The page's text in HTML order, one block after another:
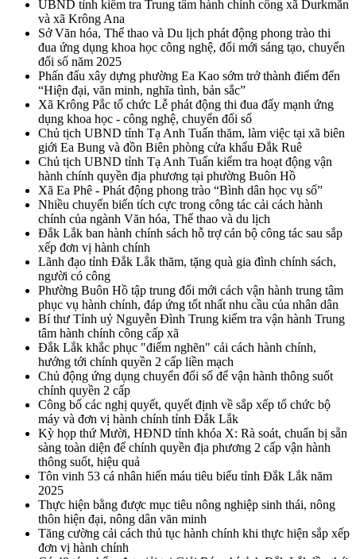
UBND tỉnh kiểm tra Trung tâm hành chính công xã Durkmăn
và xã Krông Ana
Sở Văn hóa, Thể thao và Du lịch phát động phong trào thi
đua ứng dụng khoa học công nghệ, đổi mới sáng tạo, chuyển
đổi số năm 2025
Phấn đấu xây dựng phường Ea Kao sớm trở thành điểm đến
“Hiện đại, văn minh, nghĩa tình, bản sắc”
Xã Krông Pắc tổ chức Lễ phát động thi đua đẩy mạnh ứng
dụng khoa học - công nghệ, chuyển đổi số
Chủ tịch UBND tỉnh Tạ Anh Tuấn thăm, làm việc tại xã biên
giới Ea Bung và đồn Biên phòng cửa khẩu Đắk Ruê
Chủ tịch UBND tỉnh Tạ Anh Tuấn kiểm tra hoạt động vận
hành chính quyền địa phương tại phường Buôn Hồ
Xã Ea Phê - Phát động phong trào “Bình dân học vụ số”
Nhiều chuyển biến tích cực trong công tác cải cách hành
chính của ngành Văn hóa, Thể thao và du lịch
Đắk Lắk ban hành chính sách hỗ trợ cán bộ công tác sau sắp
xếp đơn vị hành chính
Lãnh đạo tỉnh Đắk Lắk thăm, tặng quà gia đình chính sách,
người có công
Phường Buôn Hồ tập trung đổi mới cách vận hành trung tâm
phục vụ hành chính, đáp ứng tốt nhất nhu cầu của nhân dân
Bí thư Tỉnh uỷ Nguyễn Đình Trung kiểm tra vận hành Trung
tâm hành chính công cấp xã
Đắk Lắk khắc phục "điểm nghẽn" cải cách hành chính,
hướng tới chính quyền 2 cấp liền mạch
Chủ động ứng dụng chuyển đổi số để vận hành thông suốt
chính quyền 2 cấp
Công bố các nghị quyết, quyết định về sắp xếp tổ chức bộ
máy và đơn vị hành chính tỉnh Đắk Lắk
Kỳ họp thứ Mười, HĐND tỉnh khóa X: Rà soát, chuẩn bị sẵn
sàng toàn diện để chính quyền địa phương 2 cấp vận hành
thông suốt, hiệu quả
Tôn vinh 53 cá nhân hiến máu tiêu biểu tỉnh Đắk Lắk năm
2025
Thực hiện bằng được mục tiêu nông nghiệp sinh thái, nông
thôn hiện đại, nông dân văn minh
Tăng cường cải cách thủ tục hành chính khi thực hiện sắp xếp
đơn vị hành chính